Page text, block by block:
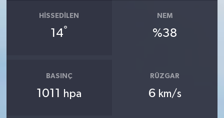
HISSEDILEN
14°
NEM
%38
BASINÇ
1011 hpa
RÜZGAR
6 km/s